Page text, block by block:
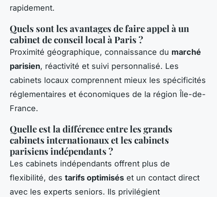
rapidement.
Quels sont les avantages de faire appel à un
cabinet de conseil local à Paris ?
Proximité géographique, connaissance du marché
parisien, réactivité et suivi personnalisé. Les
cabinets locaux comprennent mieux les spécificités
réglementaires et économiques de la région Île-de-
France.
Quelle est la différence entre les grands
cabinets internationaux et les cabinets
parisiens indépendants ?
Les cabinets indépendants offrent plus de
flexibilité, des tarifs optimisés et un contact direct
avec les experts seniors. Ils privilégient